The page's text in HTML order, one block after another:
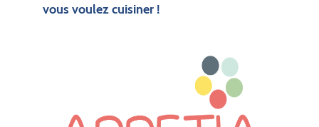
vous voulez cuisiner !